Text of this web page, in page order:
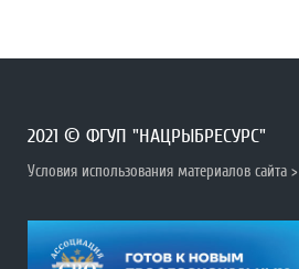
2021 © ФГУП "НАЦРЫБРЕСУРС"
Условия использования материалов сайта >